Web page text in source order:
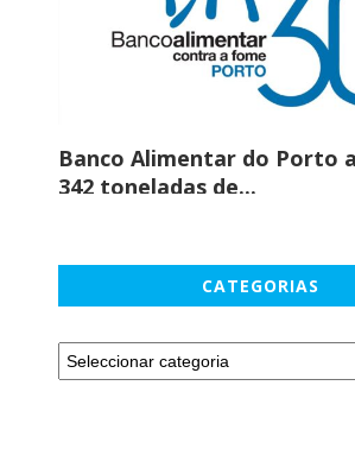
QSP Summit anuncia novidades
Banco Alimentar do Porto
342 toneladas de...
CATEGORIAS